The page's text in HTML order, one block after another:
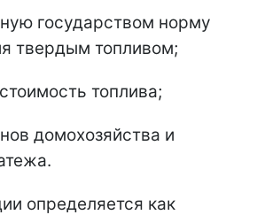
государством норму
твердым топливом;
топлива;
домохозяйства и
определяется как